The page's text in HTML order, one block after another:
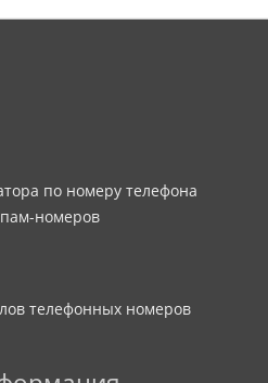
по номеру телефона
номеров
телефонных номеров